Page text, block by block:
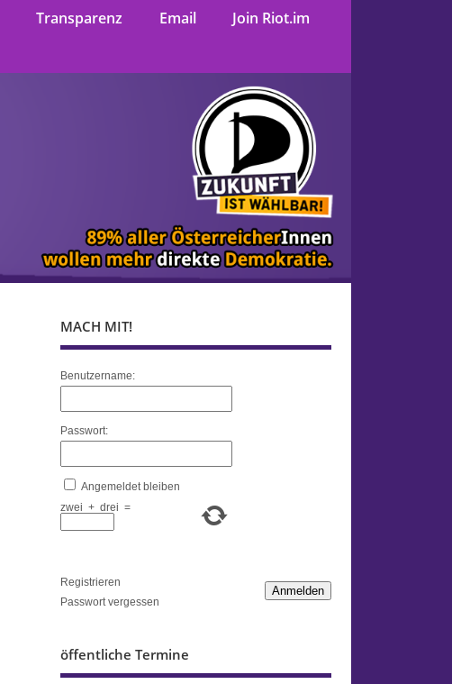
Transparenz Email
Join Riot.im
MACH MIT!
Benutzername:
Passwort:
Angemeldet bleiben
zwei + drei =
Anmelden
Registrieren
Passwort vergessen
öffentliche Termine